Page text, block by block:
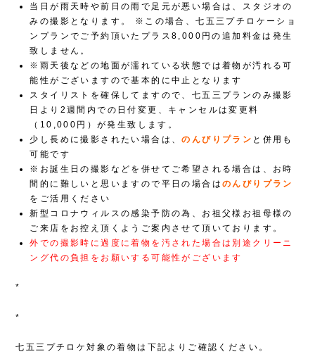
当日が雨天時や前日の雨で足元が悪い場合は、スタジオの
みの撮影となります。
※この場合、七五三プチロケーショ
ンプランでご予約頂いたプラス8,000円の追加料金は発生
致しません。
※雨天後などの地面が濡れている状態では着物が汚れる可
能性がございますので基本的に中止となります
スタイリストを確保してますので、七五三プランのみ撮影
日より2週間内での日付変更、キャンセルは変更料
（10,000円）が発生致します。
少し長めに撮影されたい場合は、のんびりプラン と併用も
可能です
※お誕生日の撮影などを併せてご希望される場合は、お時
間的に難しいと思いますので平日の場合はのんびりプラン
をご活用ください
新型コロナウィルスの感染予防の為、お祖父様お祖母様の
ご来店をお控え頂くようご案内させて頂いております。
外での撮影時に過度に着物を汚された場合は別途クリーニ
ング代の負担をお願いする可能性がございます
*
*
七五三プチロケ対象の着物は下記よりご確認ください。